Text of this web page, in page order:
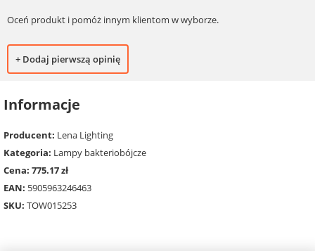
Oceń produkt i pomóż innym klientom w wyborze.
+ Dodaj pierwszą opinię
Informacje
Producent: Lena Lighting
Kategoria: Lampy bakteriobójcze
Cena: 775.17 zł
EAN: 5905963246463
SKU: TOW015253